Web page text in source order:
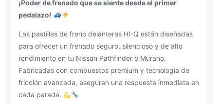
¡Poder de frenado que se siente desde el primer
pedalazo!
Las pastillas de freno delanteras HI-Q están diseñadas
para ofrecer un frenado seguro, silencioso y de alto
rendimiento en tu Nissan Pathfinder o Murano.
Fabricadas con compuestos premium y tecnología de
fricción avanzada, aseguran una respuesta inmediata en
cada parada.